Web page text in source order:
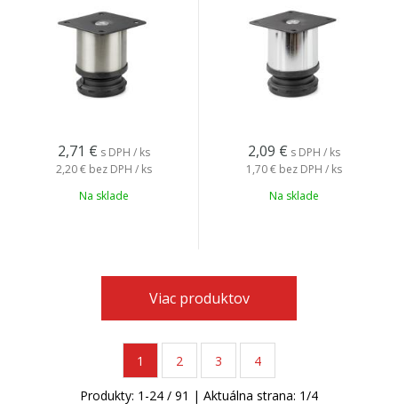
2,71 € s DPH / ks
2,20 € bez DPH / ks
Na sklade
2,09 € s DPH / ks
1,70 € bez DPH / ks
Na sklade
Viac produktov
1 2 3 4
Produkty: 1 -24 / 91 | Aktuálna strana: 1/4